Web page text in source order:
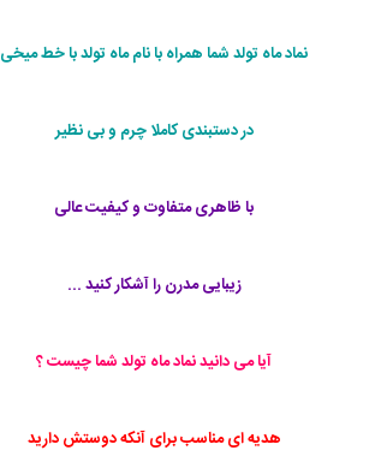
نماد ماه تولد شما همراه با نام ماه تولد با خط میخی
در دستبندی کاملا چرم و بی نظیر
با ظاهری متفاوت و کیفیت عالی
زیبایی مدرن را آشکار کنید ...
آیا می دانید نماد ماه تولد شما چیست ؟
هدیه ای مناسب برای آنکه دوستش دارید